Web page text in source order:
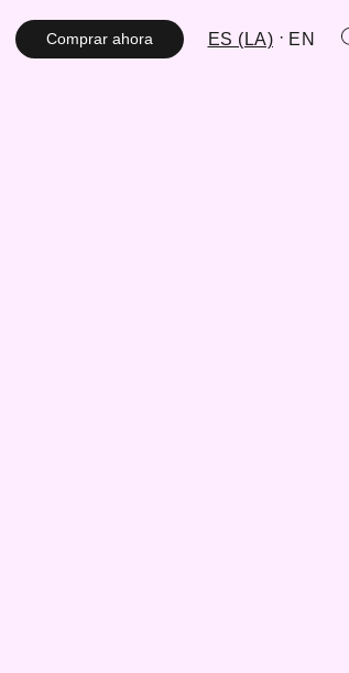
Comprar ahora ES (LA) EN